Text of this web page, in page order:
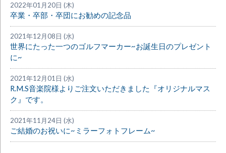
2022年01月20日 (木)
卒業・卒部・卒団にお勧めの記念品
2021年12月08日 (水)
世界にたった一つのゴルフマーカー~お誕生日のプレゼント
に~
2021年12月01日 (水)
R.M.S音楽院様よりご注文いただきました『オリジナルマス
ク』です。
2021年11月24日 (水)
ご結婚のお祝いに~ミラーフォトフレーム~